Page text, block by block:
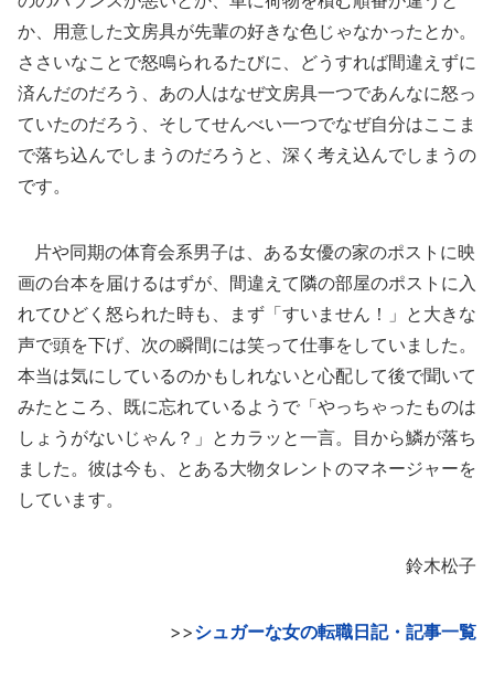
か、用意した文房具が先輩の好きな色じゃなかったとか。
ささいなことで怒鳴られるたびに、どうすれば間違えずに
済んだのだろう、あの人はなぜ文房具一つであんなに怒っ
ていたのだろう、そしてせんべい一つでなぜ自分はここま
で落ち込んでしまうのだろうと、深く考え込んでしまうの
です。
片や同期の体育会系男子は、ある女優の家のポストに映
画の台本を届けるはずが、間違えて隣の部屋のポストに入
れてひどく怒られた時も、まず「すいません！」と大きな
声で頭を下げ、次の瞬間には笑って仕事をしていました。
本当は気にしているのかもしれないと心配して後で聞いて
みたところ、既に忘れているようで「やっちゃったものは
しょうがないじゃん？」とカラッと一言。目から鱗が落ち
ました。彼は今も、とある大物タレントのマネージャーを
しています。
鈴木松子
>>シュガーな女の転職日記・記事一覧